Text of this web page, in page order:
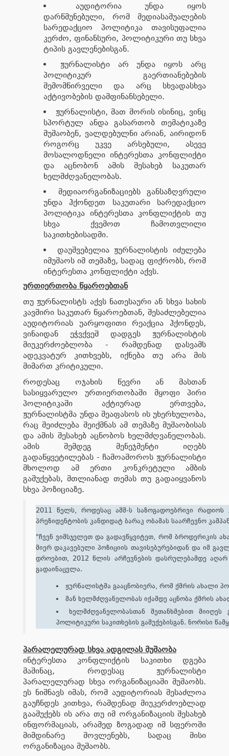
აუდიტორია უნდა იყოს
დარწმუნებული, რომ მედიასაშუალების
სარედაქციო პოლიტიკა თავისუფალია
კერძო, ფინანსური, პოლიტიკური თუ სხვა
ტიპის გავლენებისგან.
ჟურნალისტი არ უნდა იყოს არც
პოლიტიკურ გაერთიანებების
შემომწირველი და არც სხვადასხვა
აქტივობების დამფინანსებელი.
ჟურნალისტი, მათ შორის ისინიც, ვინც
სპორტულ ანდა გასართობ თემატიკაზე
მუშაობენ, ვალდებულნი არიან, აირიდონ
როგორც უკვე არსებული, ასევე
მოსალოდნელი ინტერესთა კონფლიქტი
და აცნობონ ამის შესახებ საკუთარ
ხელმძღვანელობას.
მედიაორგანიზაციებს განსაზღვრული
უნდა ჰქონდეთ საკუთარი სარედაქციო
პოლიტიკა ინტერესთა კონფლიქტის თუ
სხვა ქვემოთ ჩამოთვლილი
საკითხებისადმი.
დაუშვებელია ჟურნალისტის იძულება
იმუშაოს იმ თემაზე, სადაც ფიქრობს, რომ
ინტერესთა კონფლიქტი აქვს.
ურთიერთობა წყაროებთან
თუ ჟურნალისტს აქვს ნათესაური ან სხვა სახის
კავშირი საკუთარ წყაროებთან, შესაძლებელია
აუდიტორიას უარყოფითი რეაქცია ჰქონდეს,
ვინაიდან ეჭვქვეშ დადგეს ჟურნალისტის
მიუკერძოებლობა - რამდენად დასვამს
ადეკვატურ კითხვებს, იქნება თუ არა მის
მიმართ კრიტიკული.
როდესაც ოჯახის წევრი ან მასთან
სასიყვარულო ურთიერთობაში მყოფი პირი
პოლიტიკაში აქტიურად ერთვება,
ჟურნალისტმა უნდა შეაფასოს ის უხერხულობა,
რაც შეიძლება შეიქმნას ამ თემაზე მუშაობისას
და ამის შესახებ აცნობოს ხელმძღვანელობას.
ამის შემდეგ მენეჯმენტი იღებს
გადაწყვეტილებას - ჩამოაშოროს ჟურნალისტი
მხოლოდ ამ ერთი კონკრეტული ამბის
გაშუქებას, მთლიანად თემას თუ გადაიყვანოს
სხვა პოზიციაზე.
2011 წელს, როდესაც აშშ-ს საზოგადოებრივი რადიოს
პრეზიდენტობის კანდიდატ ბარაკ ობამას საარჩევნო
"ჩვენ ვიმსჯელეთ და გადავწყვიტეთ, რომ ბროდერიკის
მიერ დაკავებული პოზიციის თავისებურებიდან და იმ
დროებით, 2012 წლის არჩევნების დასრულებამდე აღარ
გადაინაცვლა.
ჟურნალისტმა გააცნობიერა, რომ ქმრის ახალი
მან ხელმძღვანელობას იქამდე აცნობა ქმრის
ხელმძღვანელობასთან შეთანხმებით მიიღეს
პოლიტიკური საკითხების გაშუქებისგან. ნორისი
პარალელურად სხვა ადგილას მუშაობა
ინტერესთა კონფლიქტის საკითხი დგება
მაშინაც, როდესაც ჟურნალისტი
პარალელურად სხვა ორგანიზაციაში მუშაობს.
ეს ნიშნავს იმას, რომ აუდიტორიას შესაძლოა
გაუჩნდეს კითხვა, რამდენად მიუკერძოებლად
გააშუქებს ის არა თუ იმ ორგანიზაციის შესახებ
ინფორმაციას, არამედ ზოგადად იმ სფეროში
მიმდინარე მოვლენებს, სადაც მისი
ორგანიზაცია მუშაობს.